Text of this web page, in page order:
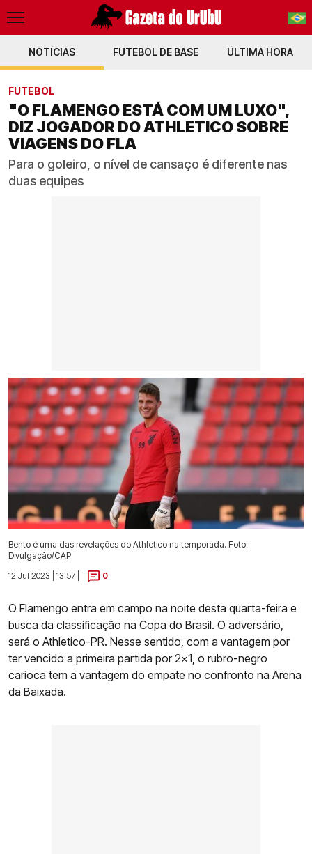
PT-BR
NOTÍCIAS FUTEBOL DE BASE ÚLTIMA HORA
FUTEBOL
"O FLAMENGO ESTÁ COM UM LUXO",
DIZ JOGADOR DO ATHLETICO SOBRE
VIAGENS DO FLA
Para o goleiro, o nível de cansaço é diferente nas
duas equipes
Bento é uma das revelações do Athletico na temporada. Foto:
Divulgação/CAP
12 Jul 2023 | 13:57 |
0
O Flamengo entra em campo na noite desta quarta-feira e
busca da classificação na Copa do Brasil. O adversário,
será o Athletico-PR. Nesse sentido, com a vantagem por
ter vencido a primeira partida por 2x1, o rubro-negro
carioca tem a vantagem do empate no confronto na Arena
da Baixada.